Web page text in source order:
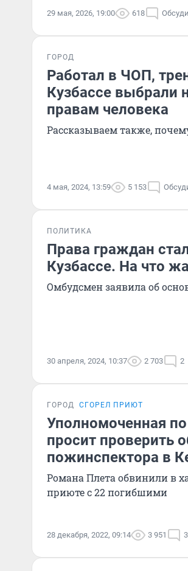
29 мая, 2026, 19:00 618
ГОРОД
Работал в ЧОП,
Кузбассе выбрали
правам человека
Рассказываем также,
4 мая, 2024, 13:59 5 153
ПОЛИТИКА
Права граждан
Кузбассе. На что
Омбудсмен заявила об
30 апреля, 2024, 10:37 2 703 2
ГОРОД СГОРЕЛ ПРИЮТ
Уполномоченная
просит проверить
пожинспектора в
Романа Плета обвинили в
приюте с 22 погибшими
28 декабря, 2022, 09:14 3 951 3